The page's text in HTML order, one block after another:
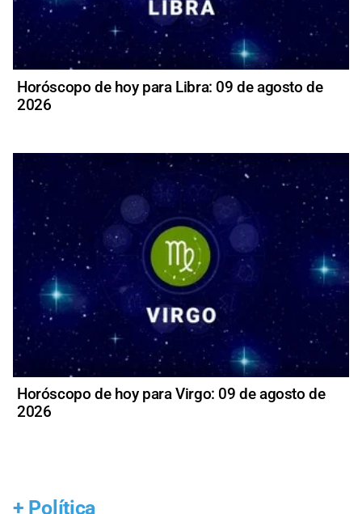
Horóscopo de hoy para Libra: 09 de agosto de
2026
Horóscopo de hoy para Virgo: 09 de agosto de
2026
+ Política